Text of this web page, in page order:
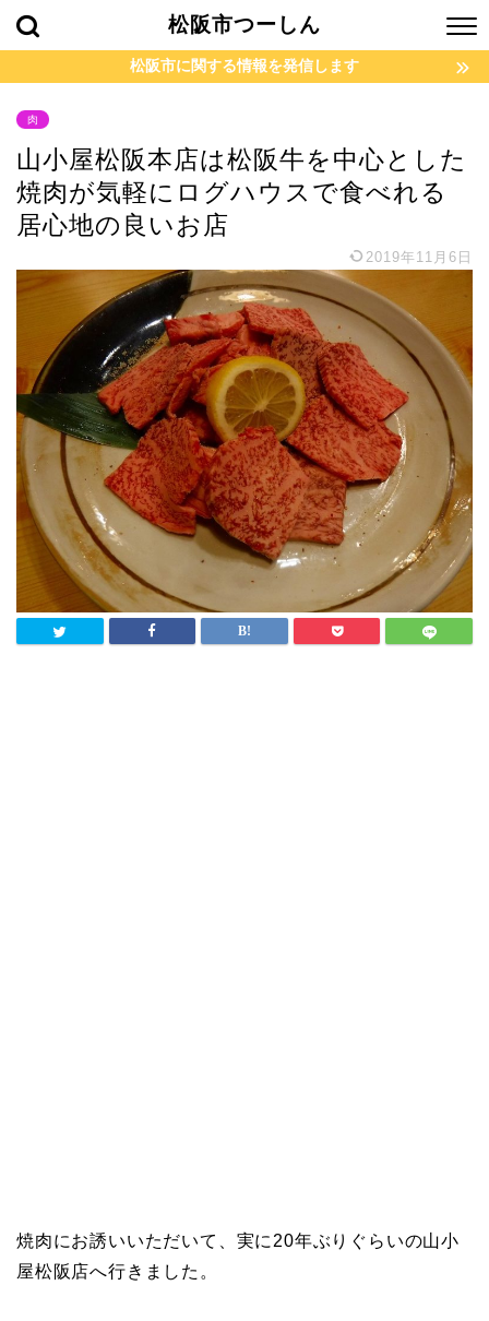
松阪市つーしん
松阪市に関する情報を発信します
肉
山小屋松阪本店は松阪牛を中心とした
焼肉が気軽にログハウスで食べれる
居心地の良いお店
2019年11月6日
焼肉にお誘いいただいて、実に20年ぶりぐらいの山小
屋松阪店へ行きました。